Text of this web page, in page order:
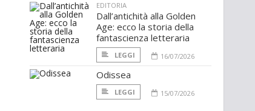
EDITORIA
Dall’antichità alla Golden
Age: ecco la storia della
fantascienza letteraria
LEGGI 16/07/2026
Odissea
LEGGI 15/07/2026